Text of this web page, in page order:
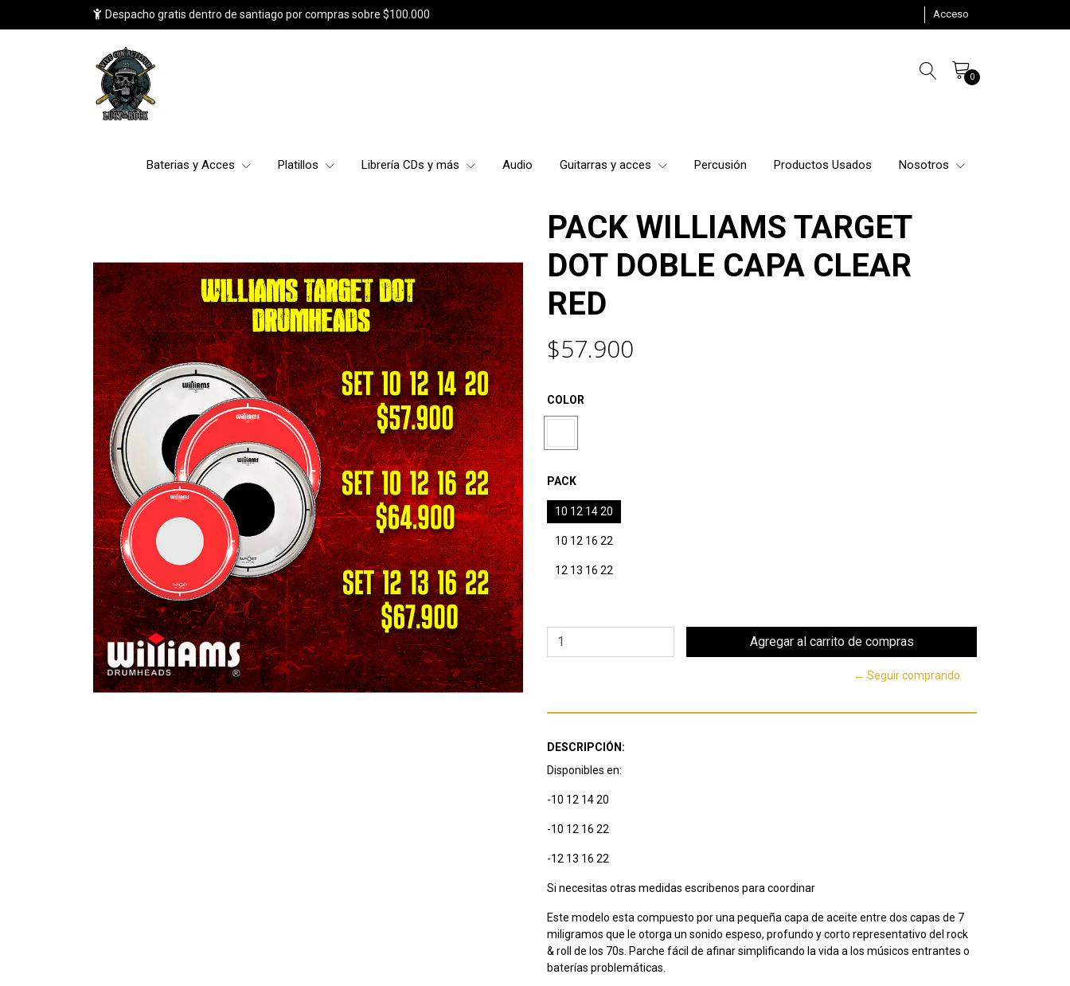
Despacho gratis dentro de santiago por compras sobre $100.000 Acceso
0
Baterias y Acces Platillos Librería CDs y más Audio Guitarras y acces Percusión Productos Usados Nosotros
PACK WILLIAMS TARGET
DOT DOBLE CAPA CLEAR
RED
$57.900
COLOR
PACK
10 12 14 20
10 12 16 22
12 13 16 22
← Seguir comprando
DESCRIPCIÓN:
Disponibles en:
-10 12 14 20
-10 12 16 22
-12 13 16 22
Si necesitas otras medidas escribenos para coordinar
Este modelo esta compuesto por una pequeña capa de aceite entre dos capas de 7
miligramos que le otorga un sonido espeso, profundo y corto representativo del rock
& roll de los 70s. Parche fácil de afinar simplificando la vida a los músicos entrantes o
baterías problemáticas.